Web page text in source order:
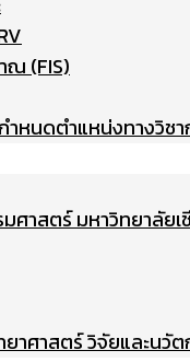
ณ (FIS)
ำหนดตำแหน่งทางวิช
ศาสตร์ มหาวิทยาลัยเ
าศาสตร์ วิจัยและนวั